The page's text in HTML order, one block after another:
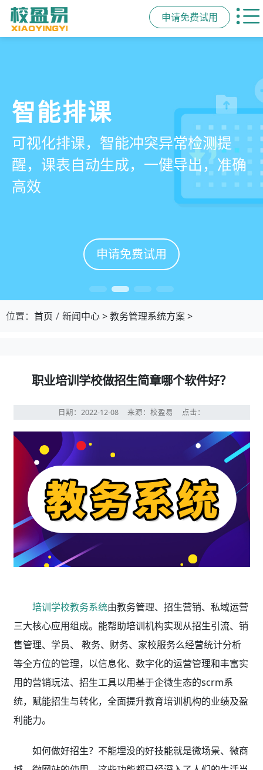
申请免费试用
管学校，用校盈易
培训机构教务管理系
统
有效提升运营管理效率45%
申请免费试用
智能排课
可视化排课，智能冲突异常检测提
醒，课表自动生成，一健导出，准确
高效
申请免费试用
课时统计
学员签到同步扣减课时，老师带课量
自动统计、汇总，数据清晰可查免扯
皮
申请免费试用
家校互动
一部手机链接教师、学员、家长，沟
通互动零距离，服务贴心铸口碑促续
费
申请免费试用
位置： 首页 新闻中心>教务管理系统方案>
职业培训学校做招生简章哪个软件好？
日期：2022-12-08 来源：校盈易 点击：
培训学校教务系统由教务管理、招生营销、私域运营
三大核心应用组成。能帮助培训机构实现从招生引流、销
售管理、学员、 教务、财务、家校服务么经营统计分析
等全方位的管理，以信息化、数字化的运营管理和丰富实
用的营销玩法、招生工具以用基于企微生态的scrm系
统，赋能招生与转化，全面提升教育培训机构的业绩及盈
利能力。
如何做好招生？不能埋没的好技能就是微场景、微商